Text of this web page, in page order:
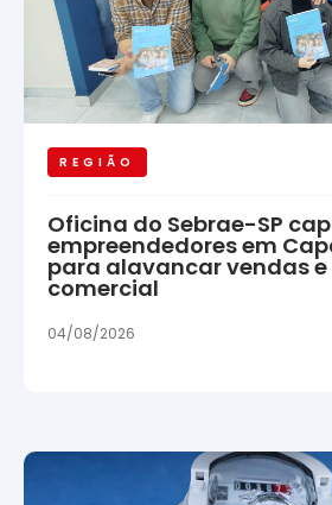
REGIÃO
Oficina do Sebrae-SP
empreendedores em
para alavancar vendas
comercial
04/08/2026